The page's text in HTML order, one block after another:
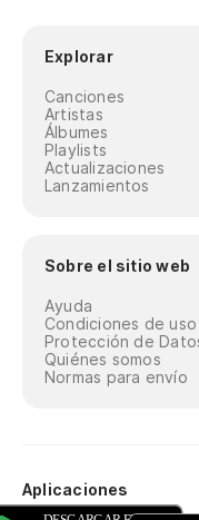
Explorar
Canciones
Artistas
Álbumes
Playlists
Actualizaciones
Lanzamientos
Sobre el sitio web
Ayuda
Condiciones de
Protección de
Quiénes somos
Normas para envío
Aplicaciones